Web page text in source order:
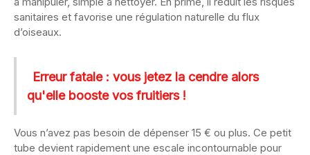
sanitaires et favorise une régulation naturelle du flux
d’oiseaux.
Erreur fatale : vous jetez la cendre alors
qu'elle booste vos fruitiers !
Vous n’avez pas besoin de dépenser 15 € ou plus. Ce petit
tube devient rapidement une escale incontournable pour